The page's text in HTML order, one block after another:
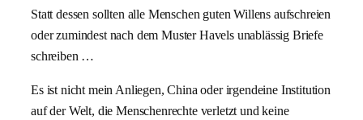
Statt dessen sollten alle Menschen guten Willens aufschreien
oder zumindest nach dem Muster Havels unablässig Briefe
schreiben …
Es ist nicht mein Anliegen, China oder irgendeine Institution
auf der Welt, die Menschenrechte verletzt und keine